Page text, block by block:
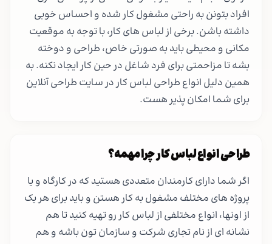
افراد بتونن به راحتی مشغول کار شده و احساس خوبی
داشته باشن. برخی از لباس های کار، با توجه به موقعیت
مکانی و محیطی باید به صورتی خاص، طراحی و دوخته
بشه تا مزاحمتی برای فرد شاغل در حین کار ایجاد نکنه. به
همین دلیل انواع طراحی لباس کار در سایت طراحی آنلاین
برای شما امکان پذیر هست.
طراحی انواع لباس کار چرا مهمه؟
اگر شما دارای کارمندان متعددی هستید که در کارگاه و یا
پروژه های مختلف مشغول به کار هستن و باید برای هر یک
از اونها، انواع مختلفی از لباس کار رو تهیه کنید تا هم
نشانه ای از نام تجاری شرکت و سازمان تون باشه و هم